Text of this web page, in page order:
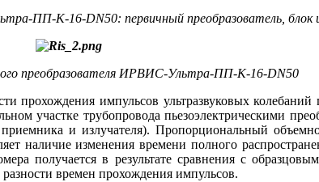
ПП-К-16-DN50: первичный преобразователь, блок
преобразователя ИРВИС-Ультра-ПП-К-16-DN50
прохождения импульсов ультразвуковых
участке трубопровода пьезоэлектрическими
и излучателя). Пропорциональный
наличие изменения времени полного
получается в результате сравнения с
времен прохождения импульсов.